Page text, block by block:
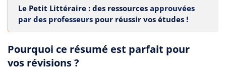
Le Petit Littéraire : des ressources approuvées
par des professeurs pour réussir vos études !
Pourquoi ce résumé est parfait pour
vos révisions ?